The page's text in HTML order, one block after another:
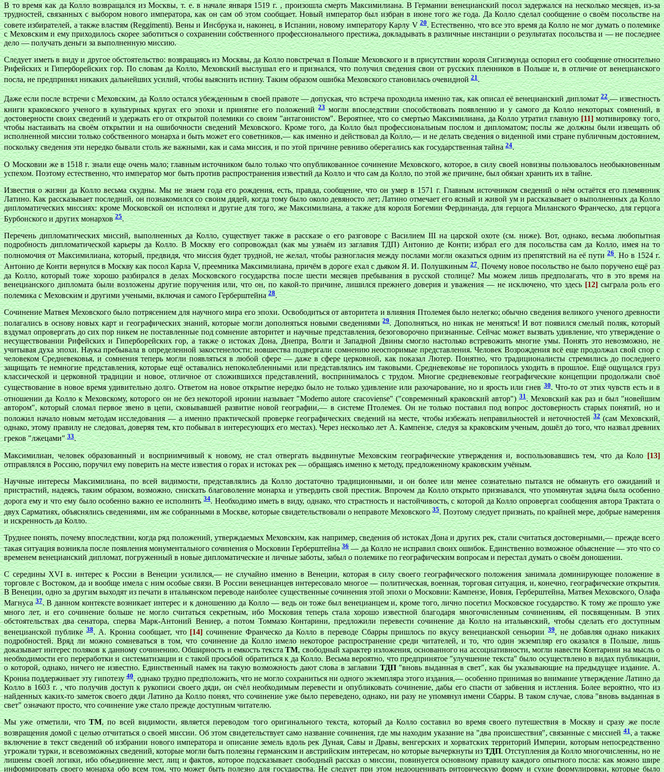
В то время как да Колло возвращался из Москвы, т. е. в начале января 1519 г. , произошла смерть Максимилиана. В Германии венецианский посол задержался на несколько месяцев, из-за
трудностей, связанных с выбором нового императора, как он сам об этом сообщает. Новый император был избран в июне того же года. Да Колло сделал сообщение о своём посольстве на
совете избирателей, а также властям (Reggimenti). Вены и Инсбрука и, наконец, в Испании, новому императору Карлу V20. Естественно, что все это время да Колло не мог думать о полемике
с Меховским и ему приходилось скорее заботиться о сохранении собственного профессионального престижа, докладывать в различные инстанции о результатах посольства и — не последнее
дело — получать деньги за выполненную миссию.
Следует иметь в виду и другое обстоятельство: возвращаясь из Москвы, да Колло повстречал в Польше Меховского и в присутствии короля Сигизмунда оспорил его сообщение относительно
Рифейских и Гиперборейских гор. По словам да Колло, Меховский выслушал его и признался, что получил сведения свои от русских пленников в Польше и, в отличие от венецианского
посла, не предпринял никаких дальнейших усилий, чтобы выяснить истину. Таким образом ошибка Меховского становилась очевидной21.
Даже если после встречи с Меховским, да Колло остался убежденным в своей правоте — допуская, что встреча проходила именно так, как описал её венецианский дипломат22,— известность
книги краковского ученого в культурных кругах его эпохи и принятие его положений23могли впоследствии способствовать появлению и у самого да Колло некоторых сомнений, в
достоверности своих сведений и удержать его от открытой полемики со своим "антагонистом". Вероятнее, что со смертью Максимилиана, да Колло утратил главную [11]мотивировку того,
чтобы настаивать на своём открытии и на ошибочности сведений Меховского. Кроме того, да Колло был профессиональным послом и дипломатом; послы же должны были извещать об
исполненной миссии только собственного монарха и быть может его советников,— как именно и действовал да Колло,— и не делать сведения о виденной ими стране публичным достоянием,
поскольку сведения эти нередко бывали столь же важными, как и сама миссия, и по этой причине ревниво оберегались как государственная тайна24.
О Московии же в 1518 г. знали еще очень мало; главным источником было только что опубликованное сочинение Меховского, которое, в силу своей новизны пользовалось необыкновенным
успехом. Поэтому естественно, что император мог быть против распространения известий да Колло и что сам да Колло, по этой же причине, был обязан хранить их в тайне.
Известия о жизни да Колло весьма скудны. Мы не знаем года его рождения, есть, правда, сообщение, что он умер в 1571 г. Главным источником сведений о нём остаётся его племянник
Латино. Как рассказывает последний, он познакомился со своим дядей, когда тому было около девяносто лет; Латино отмечает его ясный и живой ум и рассказывает о выполненных да Колло
дипломатических миссиях: кроме Московской он исполнял и другие для того, же Максимилиана, а также для короля Богемии Фердинанда, для герцога Миланского Франческо, для герцога
Бурбонского и других монархов25.
Перечень дипломатических миссий, выполненных да Колло, существует также в рассказе о его разговоре с Василием III на царской охоте (см. ниже). Вот, однако, весьма любопытная
подробность дипломатической карьеры да Колло. В Москву его сопровождал (как мы узнаём из заглавия ТДП) Антонио де Конти; избрал его для посольства сам да Колло, имея на то
полномочия от Максимилиана, который, предвидя, что миссия будет трудной, не желал, чтобы разногласия между послами могли оказаться одним из препятствий на её пути26. Но в 1524 г.
Антонио де Конти вернулся в Москву как посол Карла V, преемника Максимилиана, причём в дороге ехал с дьяком Я. И. Полушкиным27. Почему новое посольство не было поручено ещё раз
да Колло, который тоже хорошо разбирался в делах Московского государства после шести месяцев пребывания в русской столице? Мы можем лишь предполагать, что в это время на
венецианского дипломата были возложены другие поручения или, что он, по какой-то причине, лишился прежнего доверия и уважения — не исключено, что здесь[12]сыграла роль его
полемика с Меховским и другими учеными, включая и самого Герберштейна28.
Сочинение Матвея Меховского было потрясением для научного мира его эпохи. Освободиться от авторитета и влияния Птолемея было нелегко; обычно сведения великого ученого древности
полагались в основу новых карт и географических знаний, которые могли дополняться новыми сведениями29. Дополняться, но никак не меняться! И вот появился смелый поляк, который
вздумал опровергать до сих пор никем не поставленные под сомнение авторитет и научные представления, безоговорочно признанные. Сейчас может вызвать удивление, что утверждение о
несуществовании Рифейских и Гиперборейских гор, а также о истоках Дона, Днепра, Волги и Западной Двины смогло настолько встревожить многие умы. Понять это невозможно, не
учитывая духа эпохи. Наука пребывала в определенной закостенелости; новшества подвергали сомнению неоспоримые представления. Человек Возрождения всё еще продолжал свой спор с
человеком Средневековья, и сомнения теперь могли появляться в любой сфере — даже в сфере церковной, как показал Лютер. Понятно, что традиционалисты стремились до последнего
защищать те немногие представления, которые ещё оставались непоколебленными или представлялись им таковыми. Средневековье не торопилось уходить в прошлое. Ещё ощущался груз
классической и церковной традиции и новое, отличное от сложившихся представлений, воспринималось с трудом. Многие средневековые географические концепции продолжали своё
существование в новое время удивительно долго. Ответом на новое открытие нередко было не только удивление или разочарование, но и ярость или гнев30. Что-то от этих чувств есть и в
отношении да Колло к Меховскому, которого он не без некоторой иронии называет "Moderno autore cracoviense" ("современный краковский автор")31. Меховский как раз и был "новейшим
автором", который сломал первое звено в цепи, сковывавшей развитие новой географии,— в системе Птолемея. Он не только поставил под вопрос достоверность старых понятий, но и
положил начало новым методам исследования — а именно практической проверке географических сведений на месте, чтобы избежать неправильностей и неточностей32(сам Меховский,
однако, этому правилу не следовал, доверяя тем, кто побывал в интересующих его местах). Через несколько лет А. Кампензе, следуя за краковским ученым, дошёл до того, что назвал древних
греков "лжецами"33.
Максимилиан, человек образованный и восприимчивый к новому, не стал отвергать выдвинутые Меховским географические утверждения и, воспользовавшись тем, что да Коло[13]
отправлялся в Россию, поручил ему поверить на месте известия о горах и истоках рек — обращаясь именно к методу, предложенному краковским учёным.
Научные интересы Максимилиана, по всей видимости, представлялись да Колло достаточно традиционными, и он более или менее сознательно пытался не обмануть его ожиданий и
пристрастий, надеясь, таким образом, возможно, снискать благоволение монарха и утвердить свой престиж. Впрочем да Колло открыто признавался, что упомянутая задача была особенно
дорога ему и что ему было особенно важно ее исполнить34. Необходимо иметь в виду, однако, что страстность и настойчивость, с которой да Колло опровергал сообщения автора Трактата о
двух Сарматиях, объяснялись сведениями, им же собранными в Москве, которые свидетельствовали о неправоте Меховского35. Поэтому следует признать, по крайней мере, добрые намерения
и искренность да Колло.
Труднее понять, почему впоследствии, когда ряд положений, утверждаемых Меховским, как например, сведения об истоках Дона и других рек, стали считаться достоверными,— прежде всего
такая ситуация возникла после появления монументального сочинения о Московии Герберштейна36— да Колло не исправил своих ошибок. Единственно возможное объяснение — это что со
временем венецианский дипломат, погруженный в новые дипломатические и личные заботы, забыл о полемике по географическим вопросам и перестал думать о своём доношении.
С середины XVI в. интерес к России в Венеции усилился,— не случайно именно в Венеции, которая в силу своего географического положения занимала доминирующее положение в
торговле с Востоком, да и вообще имела с ним особые связи. В России венецианцев интересовало многое — политическая, военная, торговая ситуация, и, конечно, географические открытия.
В Венеции, одно за другим выходят из печати в итальянском переводе наиболее существенные сочинения этой эпохи о Московии: Кампензе, Иовия, Герберштейна, Матвея Меховского, Олафа
Магнуса37. В данном контексте возникает интерес и к доношению да Колло — ведь он тоже был венецианцем и, кроме того, лично посетил Московское государство. К тому же прошло уже
много лет, и его сочинение больше не могло считаться секретным, ибо Московия теперь стала хорошо известной благодаря многочисленным сочинениям, ей посвященным. В этих
обстоятельствах два сенатора, сперва Марк-Антоний Вениер, а потом Томмазо Контарини, предложили перевести сочинение да Колло на итальянский, чтобы сделать его доступным
венецианской публике38. А. Крониа сообщает, что[14]сочинение Франческо да Колло в переводе Сбарры пришлось по вкусу венецианской сеньории39, не добавляя однако никаких
подробностей. Вряд ли можно сомневаться в том, что сочинение да Колло имело некоторое распространение среди читателей, и то, что один экземпляр его оказался в Польше, лишь
доказывает интерес поляков к данному сочинению. Обширность и емкость текстаТМ, свободный характер изложения, основанного на ассоциативности, могли навести Контарини на мысль о
необходимости его переработки и систематизации и с такой просьбой обратиться к да Колло. Весьма вероятно, что предпринятое "улучшение текста" было осуществлено в видах публикации,
о которой, однако, ничего не известно. Единственный намек на такую возможность дают слова в заглавииТДП"вновь выданная в свет", как бы указывающие на предыдущее издание. А.
Крониа поддерживает эту гипотезу40, однако трудно предположить, что не могло сохраниться ни одного экземпляра этого издания,— особенно принимая во внимание утверждение Латино да
Колло в 1603 г. , что получив доступ к рукописи своего дяди, он счёл необходимым перевести и опубликовать сочинение, дабы его спасти от забвения и истления. Более вероятно, что из
найденных каких-то заметок своего дяди Латино да Колло понял, что сочинение уже было переведено, однако, ни разу не упомянул имени Сбарры. В таком случае, слова "вновь выданная в
свет" означают просто, что сочинение уже стало прежде доступным читателю.
Мы уже отметили, чтоТМ, по всей видимости, является переводом того оригинального текста, который да Колло составил во время своего путешествия в Москву и сразу же после
возвращения домой с целью отчитаться о своей миссии. Об этом свидетельствует само название сочинения, где мы находим указание на "два происшествия", связанные с миссией41, а также
включение в текст сведений об избрании нового императора и описание земель вдоль рек Дуная, Савы и Дравы, венгерских и хорватских территорий Империи, которым непосредственно
угрожали турки, и всевозможных сведений, которые могли быть полезны германским и австрийским интересам, но которые вычеркнуты изТДП. Отступления да Колло многочисленны, но не
лишены своей логики, ибо объединение мест, лиц и фактов, которое подсказывает свободный рассказ о миссии, повинуется основному правилу каждого опытного посла: как можно шире
информировать своего монарха обо всем том, что может быть полезно для государства. Не следует при этом недооценивать риторическую форму и сухие формулировки, которые было